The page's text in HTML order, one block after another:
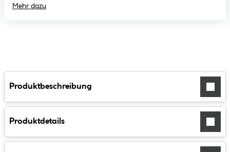
Mehr dazu
Produktbeschreibung
Produktdetails